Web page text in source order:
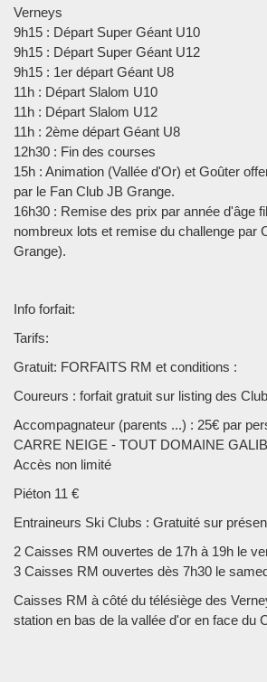
Verneys
9h15 : Départ Super Géant U10
9h15 : Départ Super Géant U12
9h15 : 1er départ Géant U8
11h : Départ Slalom U10
11h : Départ Slalom U12
11h : 2ème départ Géant U8
12h30 : Fin des courses
15h : Animation (Vallée d'Or) et Goûter
par le Fan Club JB Grange.
16h30 : Remise des prix par année d'âge
nombreux lots et remise du challenge par
Grange).
Info forfait:
Tarifs:
Gratuit: FORFAITS RM et conditions :
Coureurs : forfait gratuit sur listing des
Accompagnateur (parents ...) : 25€ par
CARRE NEIGE - TOUT DOMAINE
Accès non limité
Piéton 11 €
Entraineurs Ski Clubs : Gratuité sur
2 Caisses RM ouvertes de 17h à 19h le
3 Caisses RM ouvertes dès 7h30 le
Caisses RM à côté du télésiège des
station en bas de la vallée d'or en face du